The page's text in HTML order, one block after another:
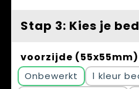
Stap 3: Kies je
voorzijde (55x55mm)
Onbewerkt
1